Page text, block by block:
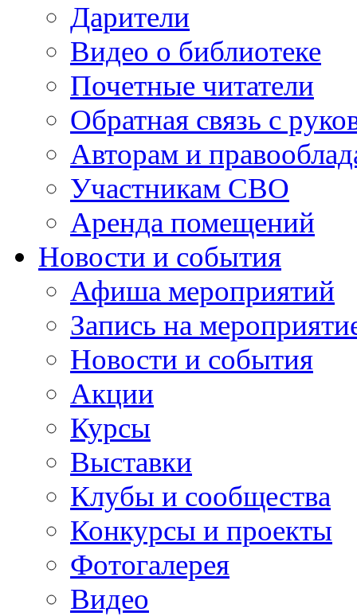
Дарители
Видео о библиотеке
Почетные читатели
Обратная связь с
Авторам и
Участникам СВО
Аренда помещений
Новости и события
Афиша мероприятий
Запись на
Новости и события
Акции
Курсы
Выставки
Клубы и сообщества
Конкурсы и проекты
Фотогалерея
Видео